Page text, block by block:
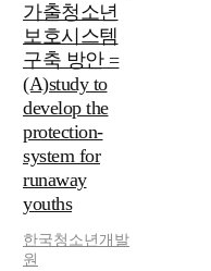
가출청소년
보호시스템
구축 방안 =
(A)study to
develop the
protection-
system for
runaway
youths
한국청소년개발
원